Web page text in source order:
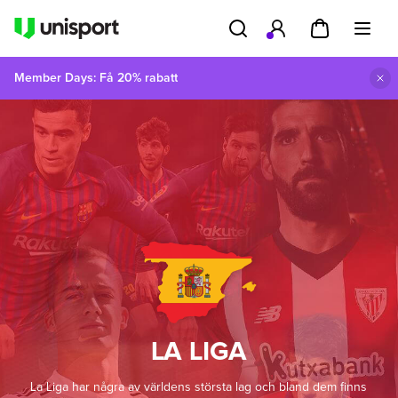
Member Days: Få 20% rabatt
LA LIGA
La Liga har några av världens största lag och bland dem finns